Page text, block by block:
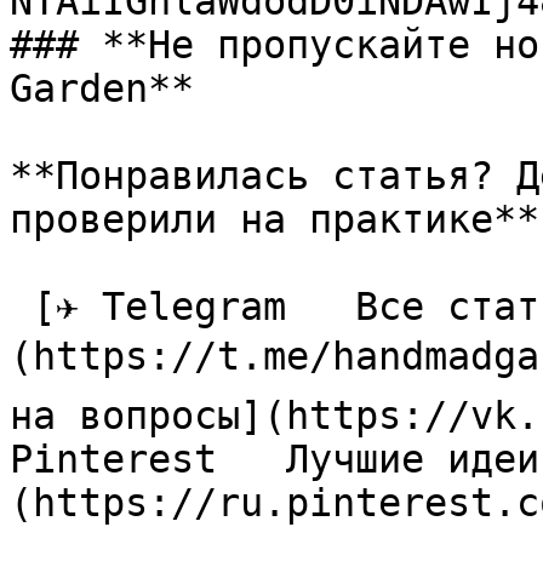
### **Не пропускайте
Garden**
**Понравилась статья?
проверили на практике**
(https://t.me/
на вопросы](https://
Pinterest   Лучшие
(https://